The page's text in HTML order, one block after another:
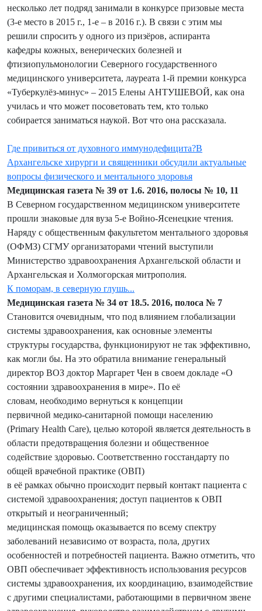
несколько лет подряд занимали в конкурсе призовые места
(3-е место в 2015 г., 1-е – в 2016 г.). В связи с этим мы
решили спросить у одного из призёров, аспиранта
кафедры кожных, венерических болезней и
фтизиопульмонологии Северного государственного
медицинского университета, лауреата 1-й премии конкурса
«Туберкулёз-минус» – 2015 Елены АНТУШЕВОЙ, как она
училась и что может посоветовать тем, кто только
собирается заниматься наукой. Вот что она рассказала.
Где привиться от духовного иммунодефицита?В
Архангельске хирурги и священники обсудили актуальные
вопросы физического и ментального здоровья
Медицинская газета № 39 от 1.6. 2016, полосы № 10, 11
В Северном государственном медицинском университете
прошли знаковые для вуза 5-е Войно-Ясенецкие чтения.
Наряду с общественным факультетом ментального здоровья
(ОФМЗ) СГМУ организаторами чтений выступили
Министерство здравоохранения Архангельской области и
Архангельская и Холмогорская митрополия.
К поморам, в северную глушь...
Медицинская газета № 34 от 18.5. 2016, полоса № 7
Становится очевидным, что под влиянием глобализации
системы здравоохранения, как основные элементы
структуры государства, функционируют не так эффективно,
как могли бы. На это обратила внимание генеральный
директор ВОЗ доктор Маргарет Чен в своем докладе «О
состоянии здравоохранения в мире». По её
словам, необходимо вернуться к концепции
первичной медико-санитарной помощи населению
(Primary Health Care), целью которой является деятельность в
области предотвращения болезни и общественное
содействие здоровью. Соответственно госстандарту по
общей врачебной практике (ОВП)
в её рамках обычно происходит первый контакт пациента с
системой здравоохранения; доступ пациентов к ОВП
открытый и неограниченный;
медицинская помощь оказывается по всему спектру
заболеваний независимо от возраста, пола, других
особенностей и потребностей пациента. Важно отметить, что
ОВП обеспечивает эффективность использования ресурсов
системы здравоохранения, их координацию, взаимодействие
с другими специалистами, работающими в первичном звене